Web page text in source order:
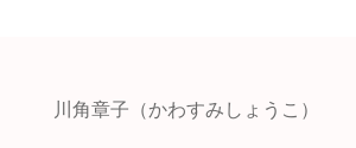
川角章子（かわすみしょうこ）